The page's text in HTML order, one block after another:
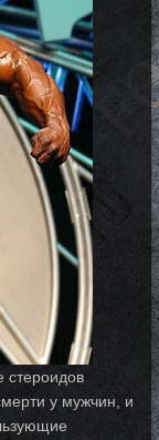
стероидов
у мужчин, и